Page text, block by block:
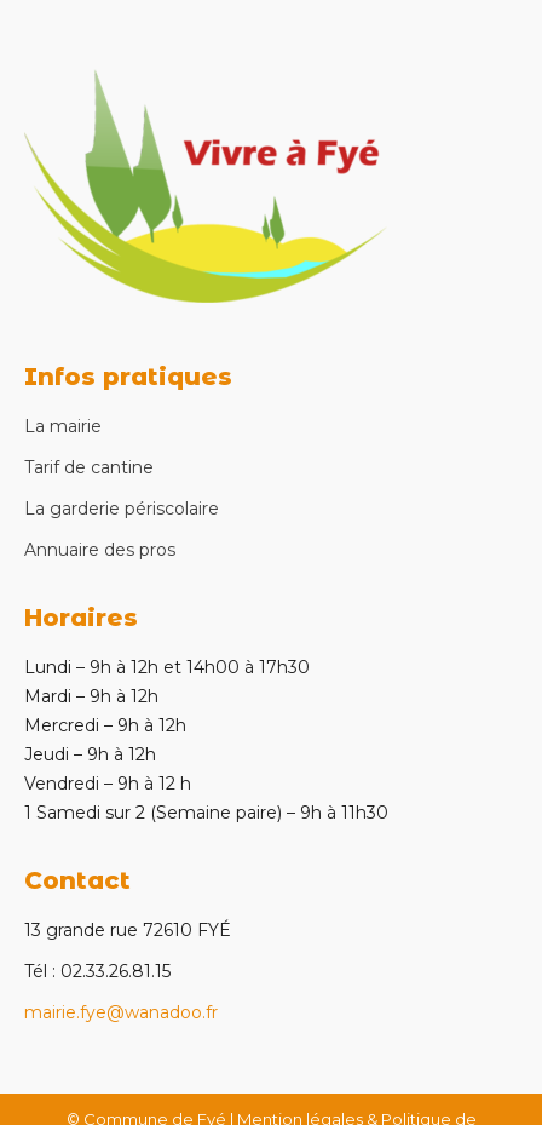
Infos pratiques
La mairie
Tarif de cantine
La garderie périscolaire
Annuaire des pros
Horaires
Lundi – 9h à 12h et 14h00 à 17h30
Mardi – 9h à 12h
Mercredi – 9h à 12h
Jeudi – 9h à 12h
Vendredi – 9h à 12 h
1 Samedi sur 2 (Semaine paire) – 9h à 11h30
Contact
13 grande rue 72610 FYÉ
Tél : 02.33.26.81.15
mairie.fye@wanadoo.fr
© Commune de Fyé | Mention légales & Politique de